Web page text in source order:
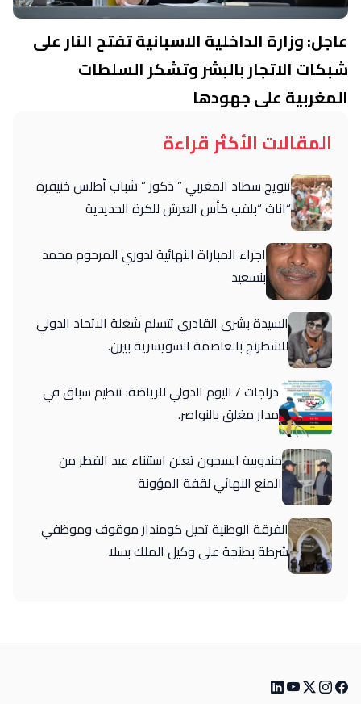
عاجل: وزارة الداخلية الاسبانية تفتح النار على
شبكات الاتجار بالبشر وتشكر السلطات
المغربية على جهودها
المقالات الأكثر قراءة
تتويج سطاد المغربي ” ذكور ” شباب أطلس خنيفرة
“اناث “بلقب كأس العرش للكرة الحديدية
اجراء المباراة النهائية لدوري المرحوم محمد
بنسعيد
السيدة بشرى القادري تتسلم شغلة الاتحاد الدولي
للشطرنج بالعاصمة السويسرية بيرن.
دراجات / اليوم الدولي للرياضة: تنظيم سباق في
مدار مغلق بالنواصر.
مندوبية السجون تعلن استثناء عيد الفطر من
المنع النهائي لقفة المؤونة
الفرقة الوطنية تحيل كومندار موقوف وموظفي
شرطة بطنجة على وكيل الملك بسلا